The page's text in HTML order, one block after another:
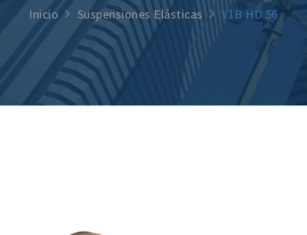
Inicio Suspensiones Elásticas V1B HD 56